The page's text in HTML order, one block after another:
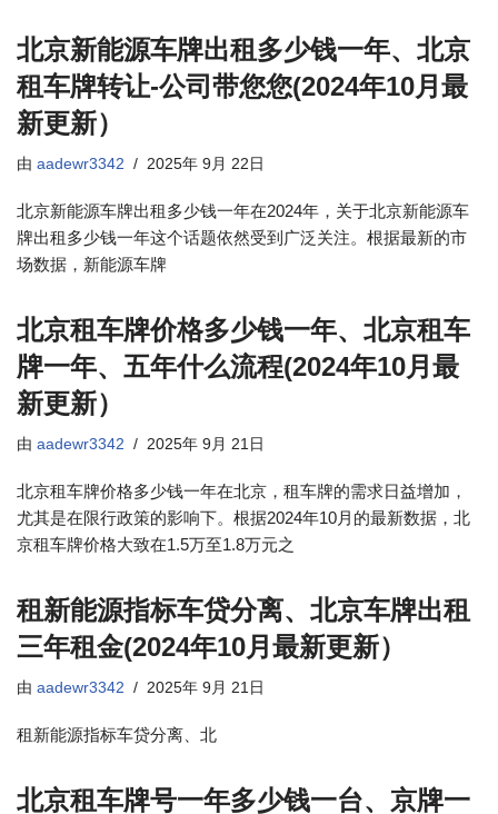
北京新能源车牌出租多少钱一年、北京
租车牌转让-公司带您您(2024年10月最
新更新）
由 aadewr3342 2025年 9月 22日
北京新能源车牌出租多少钱一年在2024年，关于北京新能源车
牌出租多少钱一年这个话题依然受到广泛关注。根据最新的市
场数据，新能源车牌
北京租车牌价格多少钱一年、北京租车
牌一年、五年什么流程(2024年10月最
新更新）
由 aadewr3342 2025年 9月 21日
北京租车牌价格多少钱一年在北京，租车牌的需求日益增加，
尤其是在限行政策的影响下。根据2024年10月的最新数据，北
京租车牌价格大致在1.5万至1.8万元之
租新能源指标车贷分离、北京车牌出租
三年租金(2024年10月最新更新）
由 aadewr3342 2025年 9月 21日
租新能源指标车贷分离、北
北京租车牌号一年多少钱一台、京牌一